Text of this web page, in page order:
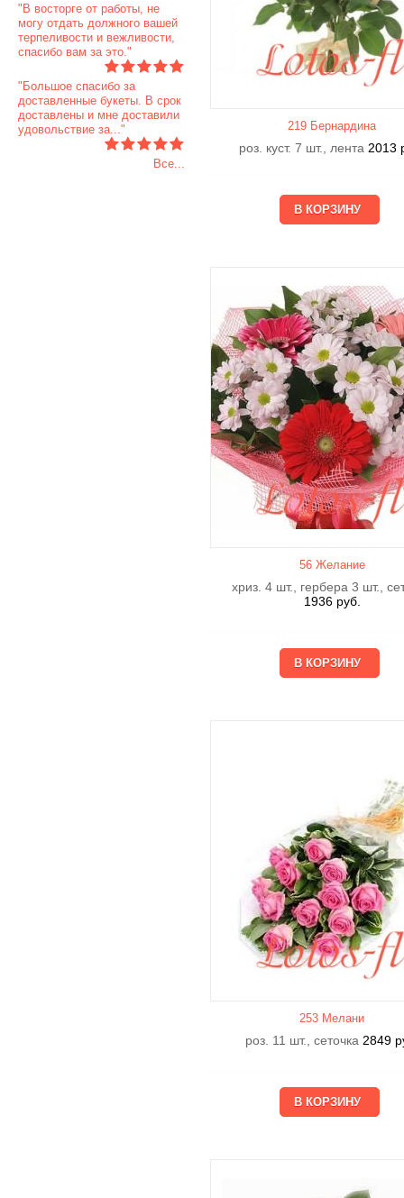
"В восторге от работы, не
могу отдать должного вашей
терпеливости и вежливости,
спасибо вам за это."
"Большое спасибо за
доставленные букеты. В срок
доставлены и мне доставили
удовольствие за..."
Все...
219 Бернардина
роз. куст. 7 шт., лента2013
56 Желание
хриз. 4 шт., гербера 3 шт.,
1936 руб.
253 Мелани
роз. 11 шт., сеточка 2849